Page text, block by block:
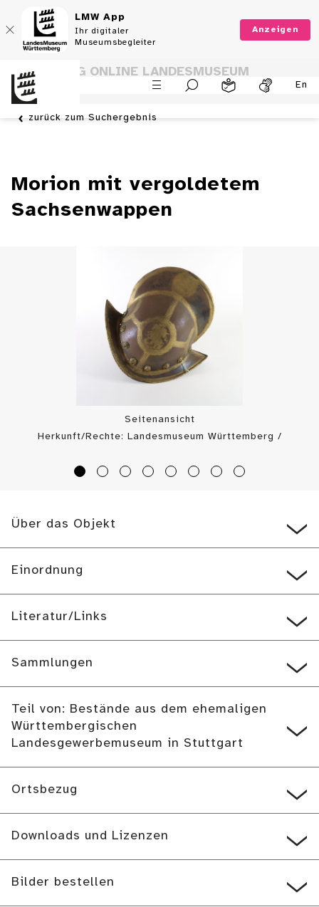
LMW App
Ihr digitaler
Museumsbegleiter
Anzeigen
En
SAMMLUNG ONLINE LANDESMUSEUM
WÜRTTEMBERG
zurück zum Suchergebnis
Morion mit vergoldetem
Sachsenwappen
Seitenansicht
Herkunft/Rechte: Landesmuseum Württemberg /
Über das Objekt
Einordnung
Literatur/Links
Sammlungen
Teil von: Bestände aus dem ehemaligen
Württembergischen
Landesgewerbemuseum in Stuttgart
Ortsbezug
Downloads und Lizenzen
Bilder bestellen